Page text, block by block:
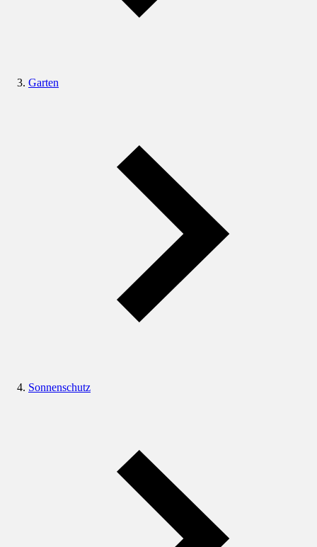
Garten
Sonnenschutz